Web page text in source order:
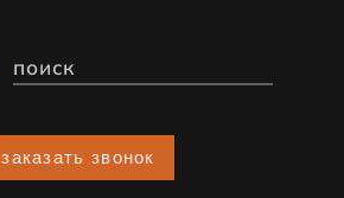
заказать звонок